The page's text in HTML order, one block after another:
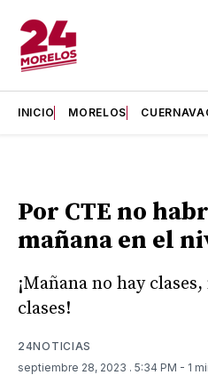
INICIO MORELOS
Por CTE no
mañana en el
¡Mañana no hay
clases!
24NOTICIAS
septiembre 28, 2023 . 5:34 PM - 1